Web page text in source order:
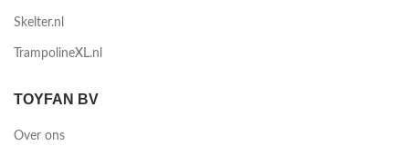
Skelter.nl
TrampolineXL.nl
TOYFAN BV
Over ons